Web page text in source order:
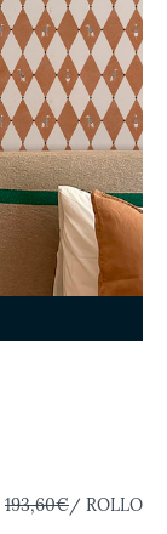
193,60€/ ROLLO